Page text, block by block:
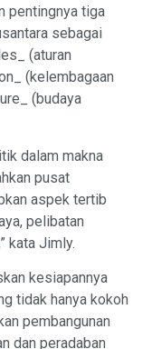
pentingnya tiga
sebagai
(aturan
(kelembagaan
(budaya
dalam makna
pusat
aspek tertib
pelibatan
kata Jimly.
kesiapannya
tidak hanya kokoh
pembangunan
dan peradaban